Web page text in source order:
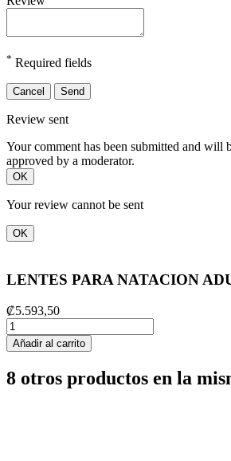
* Required fields
Cancel Send
Review sent
Your comment has been submitted and will
approved by a moderator.
OK
Your review cannot be sent
OK
LENTES PARA NATACION
₡5.593,50
Añadir al carrito
8 otros productos en la